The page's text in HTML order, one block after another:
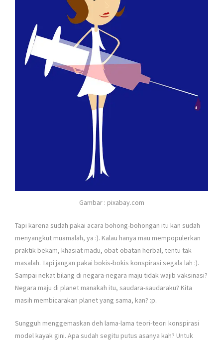
Gambar : pixabay.com
Tapi karena sudah pakai acara bohong-bohongan itu kan sudah
menyangkut muamalah, ya :). Kalau hanya mau mempopulerkan
praktik bekam, khasiat madu, obat-obatan herbal, tentu tak
masalah. Tapi jangan pakai bokis-bokis konspirasi segala lah :).
Sampai nekat bilang di negara-negara maju tidak wajib vaksinasi?
Negara maju di planet manakah itu, saudara-saudaraku? Kita
masih membicarakan planet yang sama, kan? :p.
Sungguh menggemaskan deh lama-lama teori-teori konspirasi
model kayak gini. Apa sudah segitu putus asanya kah? Untuk